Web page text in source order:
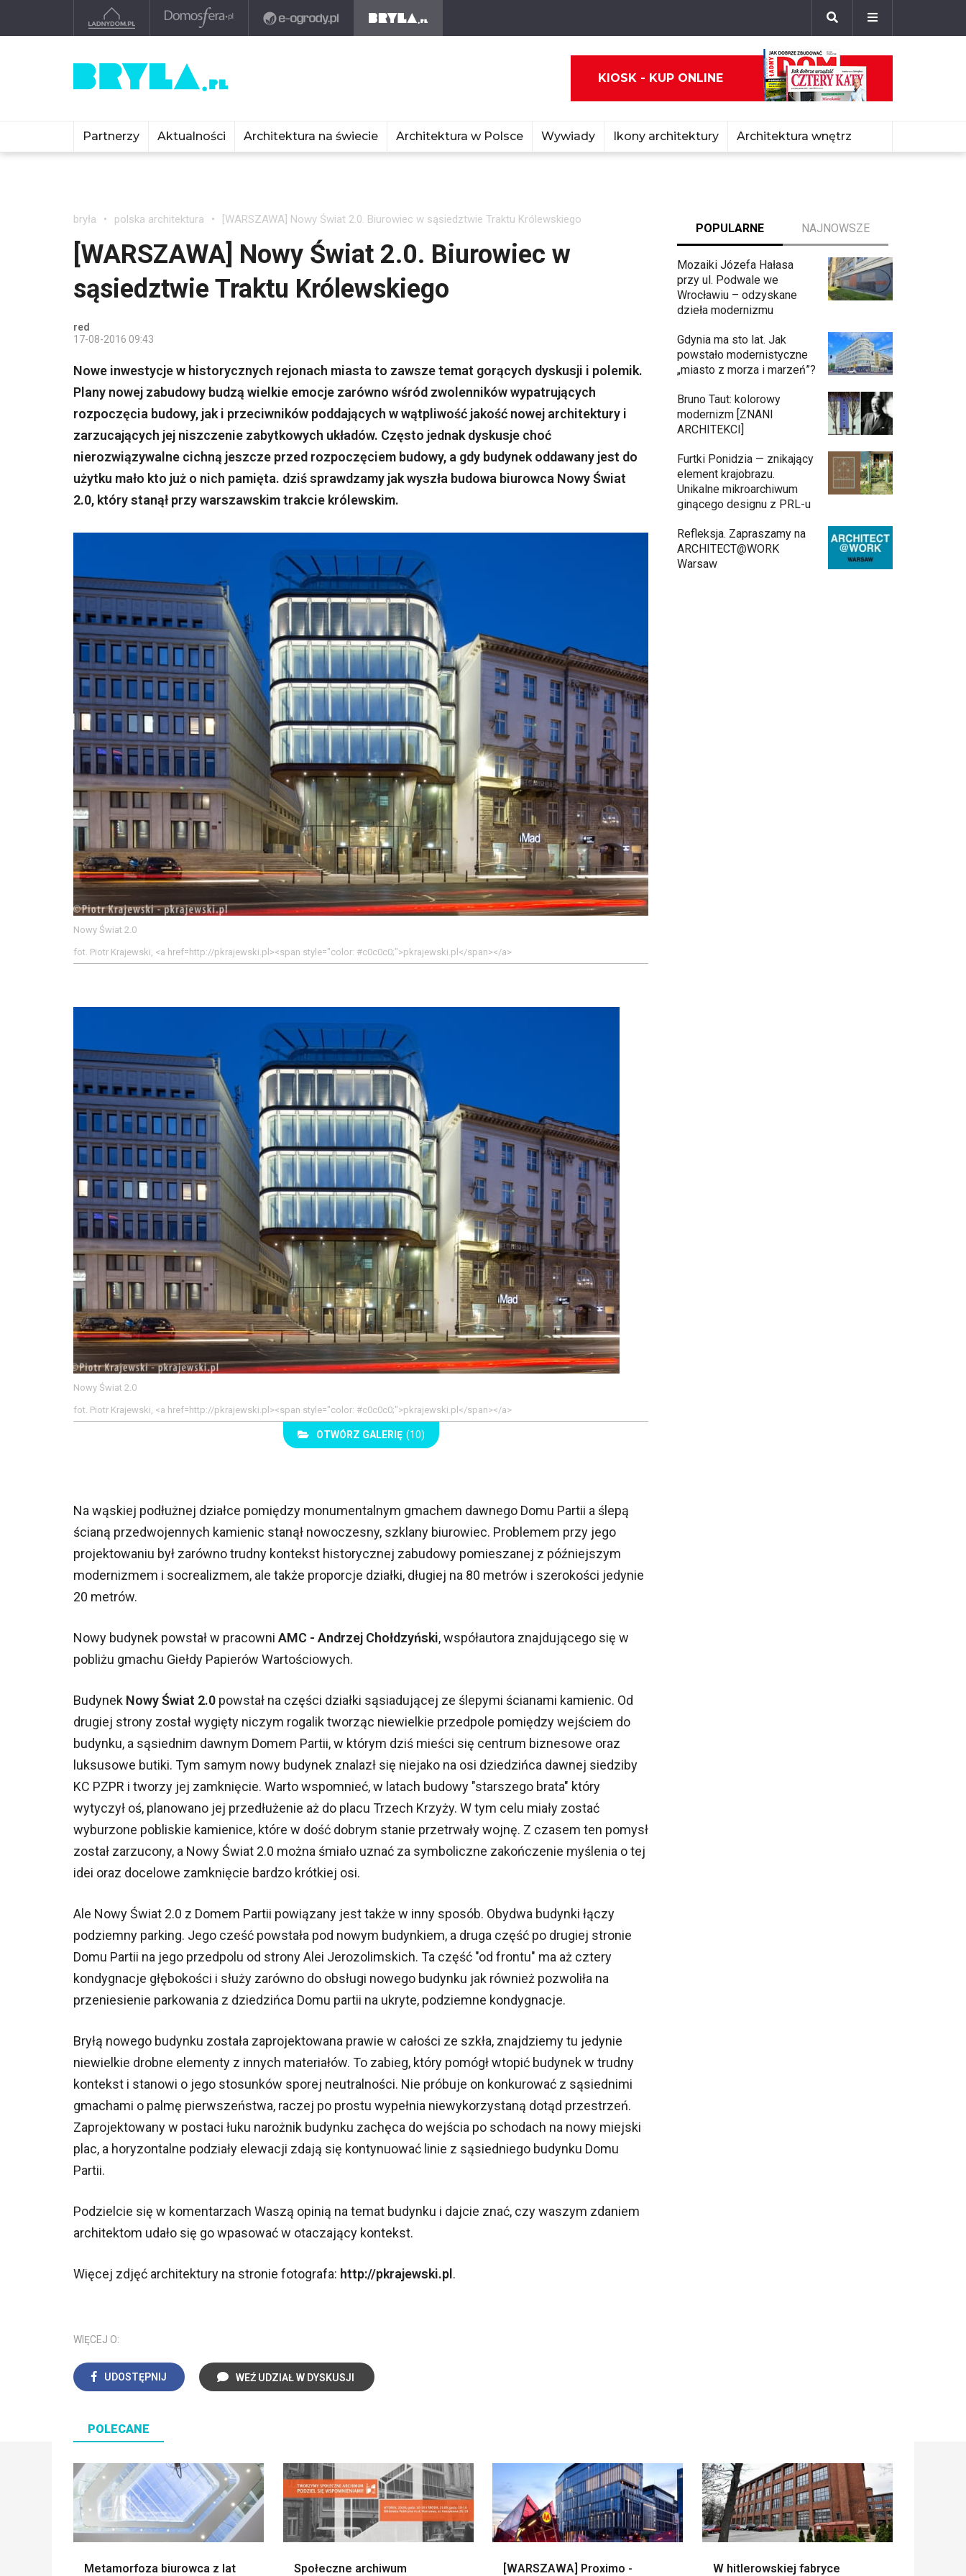
KIOSK - KUP ONLINE
Partnerzy Aktualności Architektura na świecie Architektura w Polsce Wywiady Ikony architektury Architektura wnętrz
bryła polska architektura [WARSZAWA] Nowy Świat 2.0. Biurowiec w sąsiedztwie Traktu Królewskiego
[WARSZAWA] Nowy Świat 2.0. Biurowiec w
sąsiedztwie Traktu Królewskiego
red
17-08-2016 09:43
Nowe inwestycje w historycznych rejonach miasta to zawsze temat gorących dyskusji i polemik.
Plany nowej zabudowy budzą wielkie emocje zarówno wśród zwolenników wypatrujących
rozpoczęcia budowy, jak i przeciwników poddających w wątpliwość jakość nowej architektury i
zarzucających jej niszczenie zabytkowych układów. Często jednak dyskusje choć
nierozwiązywalne cichną jeszcze przed rozpoczęciem budowy, a gdy budynek oddawany jest do
użytku mało kto już o nich pamięta. dziś sprawdzamy jak wyszła budowa biurowca Nowy Świat
2.0, który stanął przy warszawskim trakcie królewskim.
Nowy Świat 2.0
fot. Piotr Krajewski, <a href=http://pkrajewski.pl><span style="color: #c0c0c0;">pkrajewski.pl</span></a>
Nowy Świat 2.0
fot. Piotr Krajewski, <a href=http://pkrajewski.pl><span style="color: #c0c0c0;">pkrajewski.pl</span></a>
OTWÓRZ GALERIĘ (10)
Na wąskiej podłużnej działce pomiędzy monumentalnym gmachem dawnego Domu Partii a ślepą
ścianą przedwojennych kamienic stanął nowoczesny, szklany biurowiec. Problemem przy jego
projektowaniu był zarówno trudny kontekst historycznej zabudowy pomieszanej z późniejszym
modernizmem i socrealizmem, ale także proporcje działki, długiej na 80 metrów i szerokości jedynie
20 metrów.
Nowy budynek powstał w pracowni AMC - Andrzej Chołdzyński, współautora znajdującego się w
pobliżu gmachu Giełdy Papierów Wartościowych.
Budynek Nowy Świat 2.0 powstał na części działki sąsiadującej ze ślepymi ścianami kamienic. Od
drugiej strony został wygięty niczym rogalik tworząc niewielkie przedpole pomiędzy wejściem do
budynku, a sąsiednim dawnym Domem Partii, w którym dziś mieści się centrum biznesowe oraz
luksusowe butiki. Tym samym nowy budynek znalazł się niejako na osi dziedzińca dawnej siedziby
KC PZPR i tworzy jej zamknięcie. Warto wspomnieć, w latach budowy "starszego brata" który
wytyczył oś, planowano jej przedłużenie aż do placu Trzech Krzyży. W tym celu miały zostać
wyburzone pobliskie kamienice, które w dość dobrym stanie przetrwały wojnę. Z czasem ten pomysł
został zarzucony, a Nowy Świat 2.0 można śmiało uznać za symboliczne zakończenie myślenia o tej
idei oraz docelowe zamknięcie bardzo krótkiej osi.
Ale Nowy Świat 2.0 z Domem Partii powiązany jest także w inny sposób. Obydwa budynki łączy
podziemny parking. Jego cześć powstała pod nowym budynkiem, a druga część po drugiej stronie
Domu Partii na jego przedpolu od strony Alei Jerozolimskich. Ta część "od frontu" ma aż cztery
kondygnacje głębokości i służy zarówno do obsługi nowego budynku jak również pozwoliła na
przeniesienie parkowania z dziedzińca Domu partii na ukryte, podziemne kondygnacje.
Bryłą nowego budynku została zaprojektowana prawie w całości ze szkła, znajdziemy tu jedynie
niewielkie drobne elementy z innych materiałów. To zabieg, który pomógł wtopić budynek w trudny
kontekst i stanowi o jego stosunków sporej neutralności. Nie próbuje on konkurować z sąsiednimi
gmachami o palmę pierwszeństwa, raczej po prostu wypełnia niewykorzystaną dotąd przestrzeń.
Zaprojektowany w postaci łuku narożnik budynku zachęca do wejścia po schodach na nowy miejski
plac, a horyzontalne podziały elewacji zdają się kontynuować linie z sąsiedniego budynku Domu
Partii.
Podzielcie się w komentarzach Waszą opinią na temat budynku i dajcie znać, czy waszym zdaniem
architektom udało się go wpasować w otaczający kontekst.
Więcej zdjęć architektury na stronie fotografa: http://pkrajewski.pl .
WIĘCEJ O:
UDOSTĘPNIJ WEŹ UDZIAŁ W DYSKUSJI
POPULARNE NAJNOWSZE
Mozaiki Józefa Hałasa
przy ul. Podwale we
Wrocławiu – odzyskane
dzieła modernizmu
Gdynia ma sto lat. Jak
powstało modernistyczne
„miasto z morza i marzeń”?
Bruno Taut: kolorowy
modernizm [ZNANI
ARCHITEKCI]
Furtki Ponidzia — znikający
element krajobrazu.
Unikalne mikroarchiwum
ginącego designu z PRL-u
Refleksja. Zapraszamy na
ARCHITECT@WORK
Warsaw
POLECANE
Metamorfoza biurowca z lat Społeczne archiwum [WARSZAWA] Proximo - W hitlerowskiej fabryce